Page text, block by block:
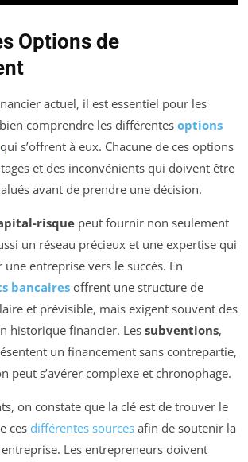
Options de
actuel, il est essentiel pour les
comprendre les différentes options
qui s’offrent à eux. Chacune de ces options
et des inconvénients qui doivent être
avant de prendre une décision.
risque peut fournir non seulement
un réseau précieux et une expertise qui
entreprise vers le succès. En
bancaires offrent une structure de
et prévisible, mais exigent souvent des
historique financier. Les subventions,
un financement sans contrepartie,
peut s’avérer complexe et chronophage.
on constate que la clé est de trouver le
ces différentes sources afin de soutenir la
Les entrepreneurs doivent